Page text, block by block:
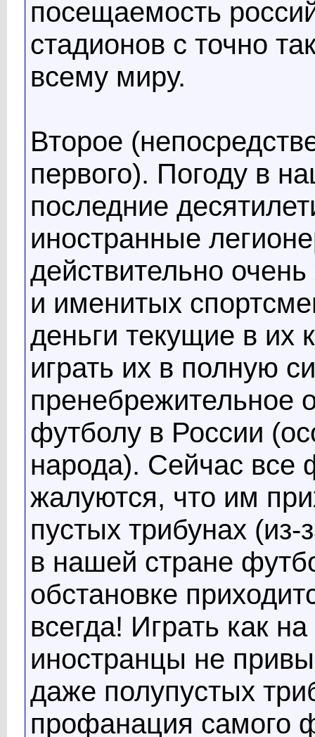
посещаемость
стадионов с точно
всему миру.
Второе
первого). Погоду в
последние
иностранные
действительно
и именитых
деньги текущие в их
играть их в полную
пренебрежительное
футболу в России
народа). Сейчас все
жалуются, что им
пустых трибунах
в нашей стране
обстановке
всегда! Играть как
иностранцы не
даже полупустых
профанация самого